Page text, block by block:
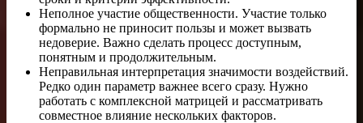
Неполное участие общественности. Участие только
формально не приносит пользы и может вызвать
недоверие. Важно сделать процесс доступным,
понятным и продолжительным.
Неправильная интерпретация значимости воздействий.
Редко один параметр важнее всего сразу. Нужно
работать с комплексной матрицей и рассматривать
совместное влияние нескольких факторов.